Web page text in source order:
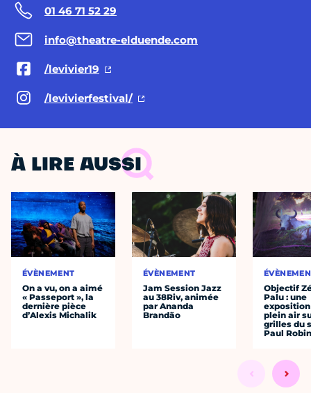
01 46 71 52 29
info@theatre-elduende.com
/levivier19
/levivierfestival/
À LIRE AUSSI
ÉVÈNEMENT
On a vu, on a aimé
« Passeport », la
dernière pièce
d’Alexis Michalik
ÉVÈNEMENT
Jam Session Jazz
au 38Riv, animée
par Ananda
Brandão
Objectif
Palu : une
plein air
grilles du
Paul